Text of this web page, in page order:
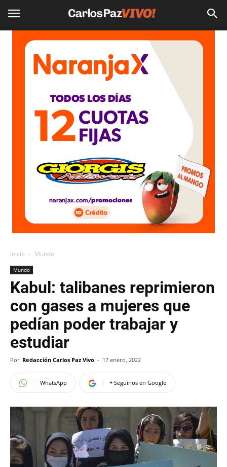
Inicio Mundo
Mundo
Kabul: talibanes reprimieron
con gases a mujeres que
pedían poder trabajar y
estudiar
Por Redacción Carlos Paz Vivo - 17 enero, 2022
WhatsApp + Seguinos en Google